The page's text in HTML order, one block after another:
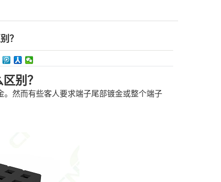
？
别？
。然而有些客人要求端子尾部镀金或整个端子